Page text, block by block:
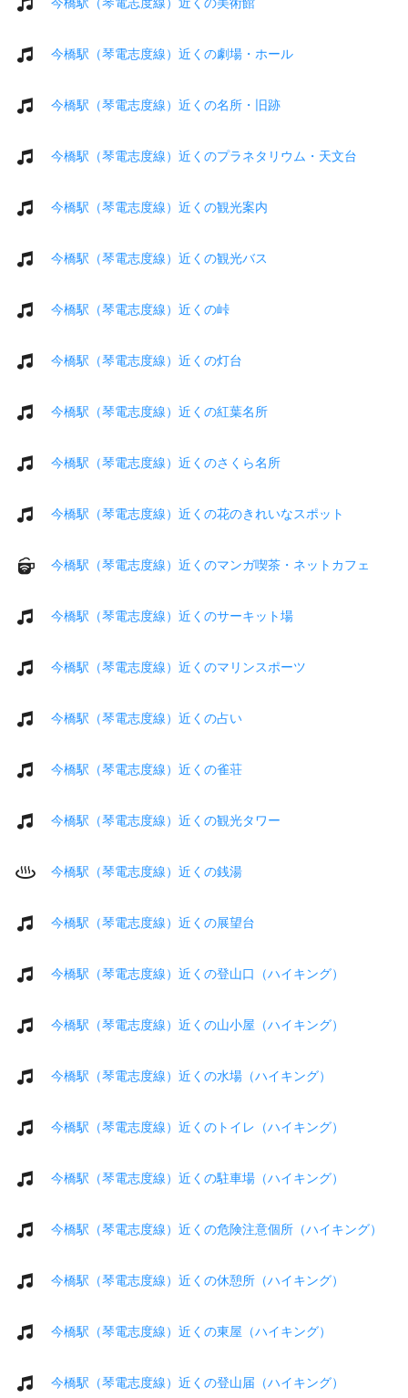
今橋駅（琴電志度線）近くの劇場・ホール
今橋駅（琴電志度線）近くの名所・旧跡
今橋駅（琴電志度線）近くのプラネタリウム・天文台
今橋駅（琴電志度線）近くの観光案内
今橋駅（琴電志度線）近くの観光バス
今橋駅（琴電志度線）近くの峠
今橋駅（琴電志度線）近くの灯台
今橋駅（琴電志度線）近くの紅葉名所
今橋駅（琴電志度線）近くのさくら名所
今橋駅（琴電志度線）近くの花のきれいなスポット
今橋駅（琴電志度線）近くのマンガ喫茶・ネットカフェ
今橋駅（琴電志度線）近くのサーキット場
今橋駅（琴電志度線）近くのマリンスポーツ
今橋駅（琴電志度線）近くの占い
今橋駅（琴電志度線）近くの雀荘
今橋駅（琴電志度線）近くの観光タワー
今橋駅（琴電志度線）近くの銭湯
今橋駅（琴電志度線）近くの展望台
今橋駅（琴電志度線）近くの登山口（ハイキング）
今橋駅（琴電志度線）近くの山小屋（ハイキング）
今橋駅（琴電志度線）近くの水場（ハイキング）
今橋駅（琴電志度線）近くのトイレ（ハイキング）
今橋駅（琴電志度線）近くの駐車場（ハイキング）
今橋駅（琴電志度線）近くの危険注意個所（ハイキング）
今橋駅（琴電志度線）近くの休憩所（ハイキング）
今橋駅（琴電志度線）近くの東屋（ハイキング）
今橋駅（琴電志度線）近くの登山届（ハイキング）